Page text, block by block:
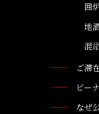
囲
地
混
ご滞
ビー
なぜ